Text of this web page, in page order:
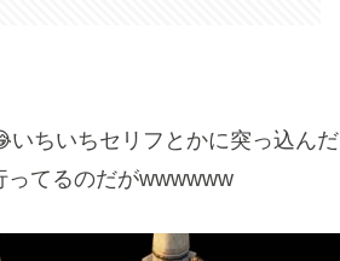
ちいちセリフとかに突っ込んだ
ってるのだがwwwwww